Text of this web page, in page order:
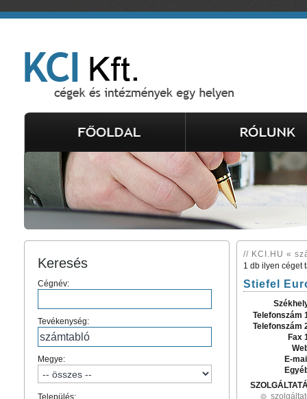
Keresés
Cégnév:
Tevékenység:
Megye:
Település:
// KCI.HU «
1 db ilyen céget
Stiefel
Telefonszám
Telefonszám
Fax
E-